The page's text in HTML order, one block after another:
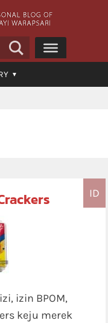
ID
izin BPOM,
keju merek